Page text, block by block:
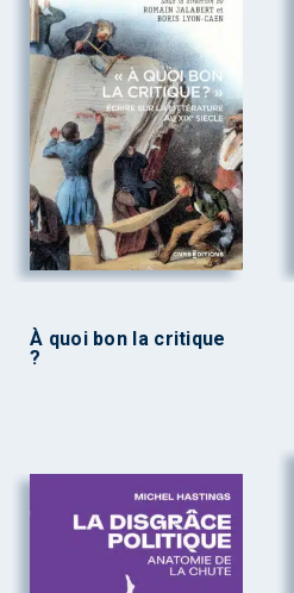
À quoi bon la critique
?